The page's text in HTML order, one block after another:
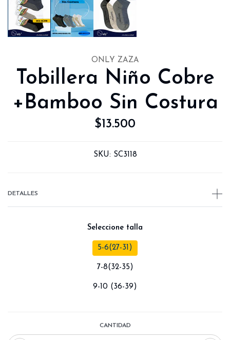
ONLY ZAZA
Tobillera Niño Cobre
+Bamboo Sin Costura
$13.500
SKU: SC3118
DETALLES
Seleccione talla
5-6(27-31)
7-8(32-35)
9-10 (36-39)
CANTIDAD